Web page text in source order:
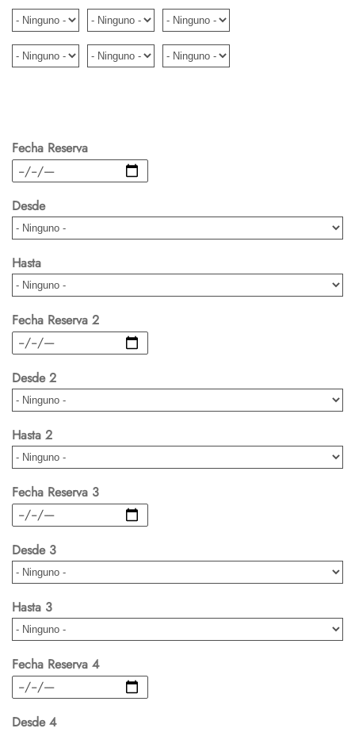
Fecha Reserva
Fecha
Desde
Hasta
Fecha Reserva 2
Fecha
Desde 2
Hasta 2
Fecha Reserva 3
Fecha
Desde 3
Hasta 3
Fecha Reserva 4
Fecha
Desde 4